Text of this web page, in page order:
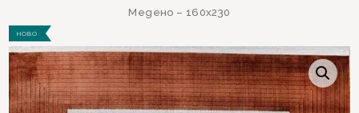
Медено – 160х230
НОВО